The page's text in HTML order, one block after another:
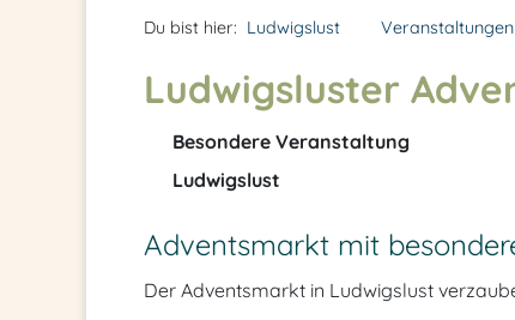
Du bist hier: Ludwigslust Veranstaltungen
Ludwigsluster
Besondere Veranstaltung
Ludwigslust
Adventsmarkt mit
Der Adventsmarkt in Ludwigslust